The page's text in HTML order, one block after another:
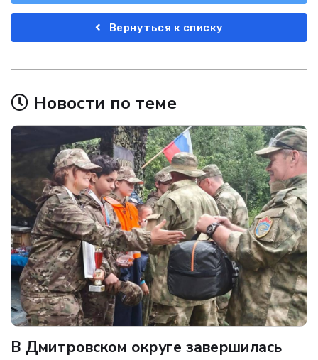
Вернуться к списку
Новости по теме
В Дмитровском округе завершилась